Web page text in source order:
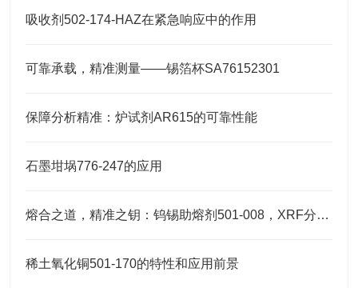
吸收剂502-174-HAZ在紧急响应中的作用
可靠承载，精准测量——锡箔杯SA76152301
保障分析精准：炉试剂AR615的可靠性能
石墨坩埚776-247的应用
熔合之道，精准之钥：钨锡助熔剂501-008，XRF分析的伴侣
稀土氧化铜501-170的特性和应用前景